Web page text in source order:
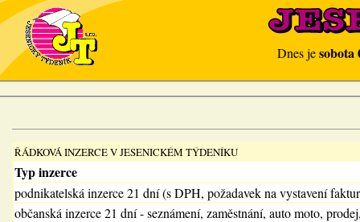
Dnes jesobota
ŘÁDKOVÁ INZERCE V JESENICKÉM TÝDENÍKU
Typ inzerce
podnikatelská inzerce 21 dní (s DPH, požadavek na vystavení
občanská inzerce 21 dní - seznámení, zaměstnání, auto moto,